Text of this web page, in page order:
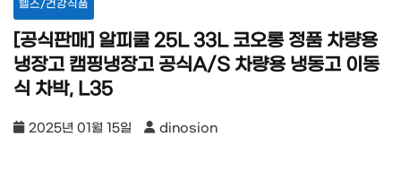
헬스/건강식품
[공식판매] 알피쿨 25L 33L 코오롱 정품 차량용
냉장고 캠핑냉장고 공식A/S 차량용 냉동고 이동
식 차박, L35
2025년 01월 15일 dinosion